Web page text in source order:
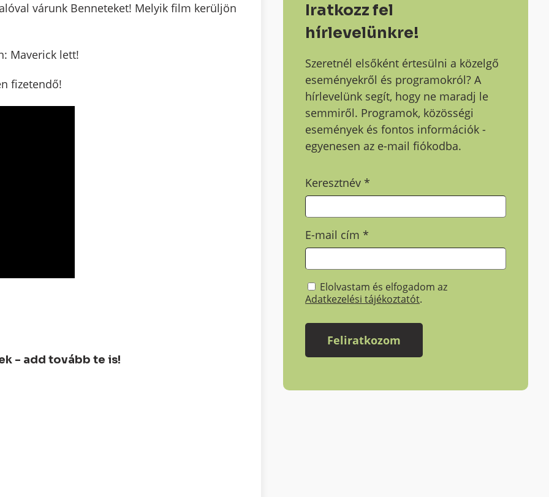
várunk Benneteket! Melyik film kerüljön
Maverick lett!
fizetendő!
- add tovább te is!
Iratkozz fel
hírlevelünkre!
Szeretnél elsőként értesülni a közelgő
eseményekről és programokról? A
hírlevelünk segít, hogy ne maradj le
semmiről. Programok, közösségi
események és fontos információk -
egyenesen az e-mail fiókodba.
Keresztnév*
E-mail cím*
Elolvastam és elfogadom az
Adatkezelési tájékoztatót.